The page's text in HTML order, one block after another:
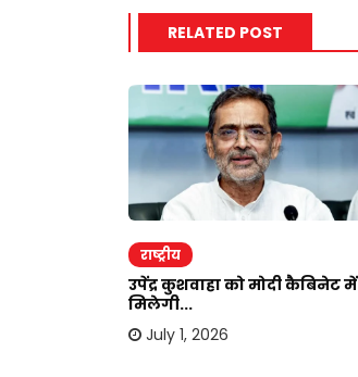
RELATED POST
राष्ट्रीय
उपेंद्र कुशवाहा को मोदी कैबिनेट में
मिलेगी...
July 1, 2026